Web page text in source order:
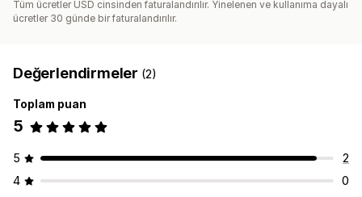
Tüm ücretler USD cinsinden faturalandırılır. Yinelenen ve kullanıma dayalı
ücretler 30 günde bir faturalandırılır.
Değerlendirmeler (2)
Toplam puan
5
5
2
4
0